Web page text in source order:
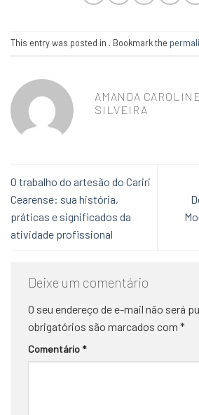
This entry was posted in . Bookmark the
AMANDA
SILVEIRA
O trabalho do artesão do Cariri
Cearense: sua história,
práticas e significados da
atividade profissional
Deixe um comentário
O seu endereço de e-mail não será
obrigatórios são marcados com *
Comentário *